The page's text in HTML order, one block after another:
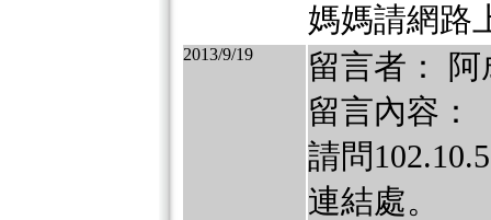
媽媽請網路
2013/9/19
留言者： 阿
留言內容：
請問
連結處。